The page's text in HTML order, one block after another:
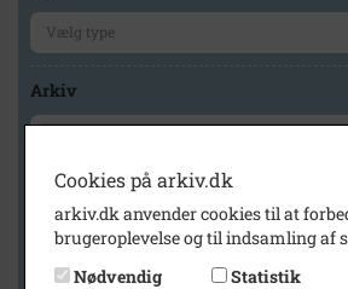
Arkiv
Geografi
Cookies på arkiv.dk
arkiv.dk anvender cookies til at
brugeroplevelse og til indsamling af
Nødvendig
Statistik